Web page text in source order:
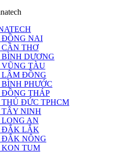
ĐỒNG NAI
THƠ
DƯƠNG
VŨNG TÀU
LÂM ĐỒNG
PHƯỚC
THÁP
ĐỨC TPHCM
NINH
AN
ĐẮK LẮK
ĐẮK NÔNG
TUM